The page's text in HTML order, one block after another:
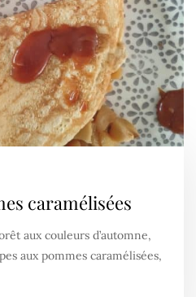
caramélisées
aux couleurs d’automne,
aux pommes caramélisées,